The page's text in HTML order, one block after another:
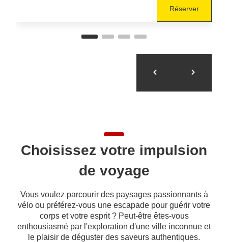
Réserver
Choisissez votre impulsion
de voyage
Vous voulez parcourir des paysages passionnants à
vélo ou préférez-vous une escapade pour guérir votre
corps et votre esprit ? Peut-être êtes-vous
enthousiasmé par l'exploration d'une ville inconnue et
le plaisir de déguster des saveurs authentiques.